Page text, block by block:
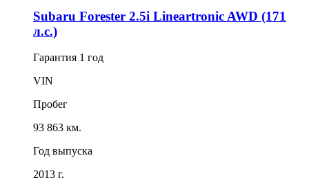
Subaru Forester 2.5i Lineartronic AWD (171
л.с.)
Гарантия 1 год
VIN
Пробег
93 863 км.
Год выпуска
2013 г.